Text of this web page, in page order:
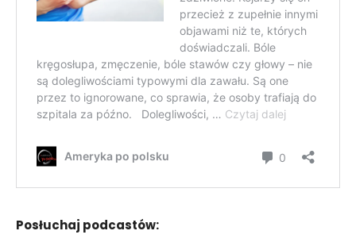
Posłuchaj podcastów: